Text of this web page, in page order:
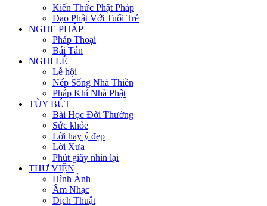
Kiến Thức Phật Pháp
Đạo Phật Với Tuổi Trẻ
NGHE PHÁP
Pháp Thoại
Bái Tán
NGHI LỄ
Lễ hội
Nếp Sống Nhà Thiền
Pháp Khí Nhà Phật
TÙY BÚT
Bài Học Đời Thường
Sức khỏe
Lời hay ý đẹp
Lời Xưa
Phút giây nhìn lại
THƯ VIỆN
Hình Ảnh
Âm Nhạc
Dịch Thuật